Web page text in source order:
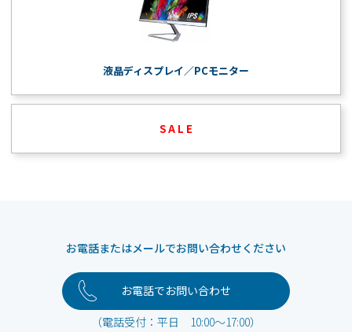
液晶ディスプレイ／PCモニター
S A L E
お電話またはメールでお問い合わせください
お電話でお問い合わせ
（電話受付：平日 10:00～17:00）